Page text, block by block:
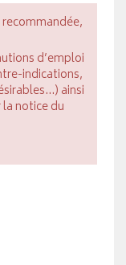
d’emploi
indications,
ainsi
notice du